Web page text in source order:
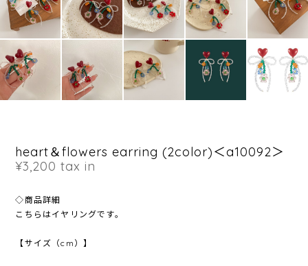
heart＆flowers earring (2color)＜a10092＞
¥3,200 tax in
◇商品詳細
こちらはイヤリングです。
【サイズ（cm）】